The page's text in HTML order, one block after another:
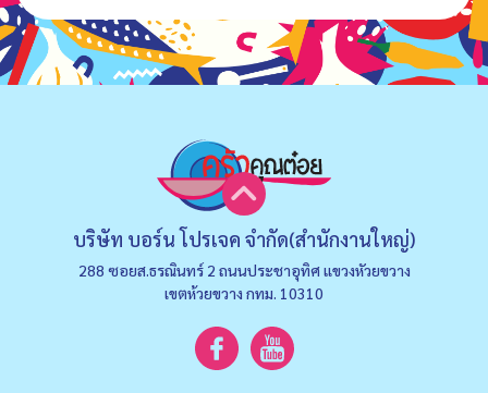
บริษัท บอร์น โปรเจค จำกัด(สำนักงานใหญ่)
288 ซอยส.ธรณินทร์ 2 ถนนประชาอุทิศ แขวงหัวยขวาง
เขตห้วยขวาง กทม. 10310